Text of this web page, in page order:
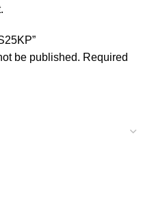
be published. Required